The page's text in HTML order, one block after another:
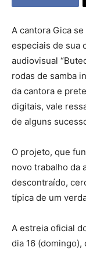
A cantora Gica
especiais de sua
audiovisual
rodas de samba
da cantora e
digitais, vale
de alguns
O projeto, que
novo trabalho da
descontraído,
típica de um
A estreia oficial
dia 16 (domingo),